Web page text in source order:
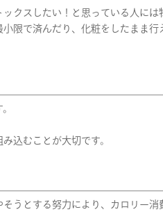
クスしたい！と思っている人には
限で済んだり、化粧をしたまま行
込むことが大切です。
うとする努力により、カロリー消